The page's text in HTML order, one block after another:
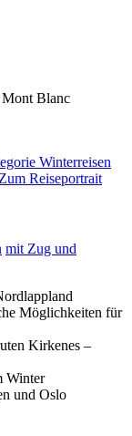
Mont Blanc
Zum Reiseportrait
mit Zug und
Möglichkeiten für
Kirkenes –
Winter
und Oslo